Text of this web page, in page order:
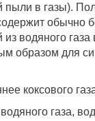
пыли в газы).
обычно
водяного
образом для
коксового
газа,